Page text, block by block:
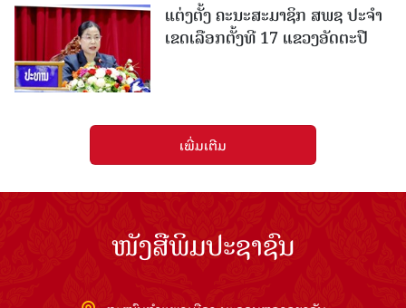
ແຕ່ງຕັ້ງ ຄະນະສະມາຊິກ ສພຊ ປະຈຳ
ເຂດເລືອກຕັ້ງທີ 17 ແຂວງອັດຕະປື
ເພີ່ມເຕີມ
ໜັງສືພິມປະຊາຊົນ